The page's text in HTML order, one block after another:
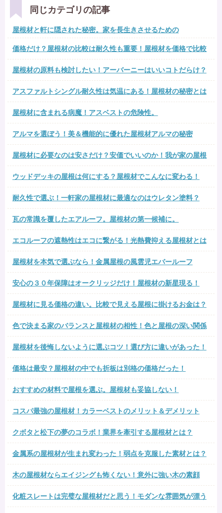
同じカテゴリの記事
屋根材と軒に隠された秘密。家を長生きさせるための
価格だけ？屋根材の比較は耐久性も重要！屋根材を価格で比較
屋根材の原料も検討したい！アーバーニーはいいコトだらけ？
アスファルトシングル耐久性は気温にある！屋根材の秘密とは
屋根材に含まれる病魔！アスベストの危険性。
アルマを選ぼう！美＆機能的に優れた屋根材アルマの秘密
屋根材に必要なのは安さだけ？安価でいいのか！我が家の屋根
ウッドデッキの屋根は何にする？屋根材でこんなに変わる！
耐久性で選ぶ！一軒家の屋根材に最適なのはウレタン塗料？
瓦の常識を覆したエアルーフ。屋根材の第一候補に。
エコルーフの遮熱性はエコに繋がる！光熱費抑える屋根材とは
屋根材を本気で選ぶなら！金属屋根の風雲児エバールーフ
安心の３０年保障はオークリッジだけ！屋根材の新星現る！
屋根材に見る価格の違い。比較で見える屋根に掛けるお金は？
色で決まる家のバランスと屋根材の相性！色と屋根の深い関係
屋根材を後悔しないように選ぶコツ！選び方に違いがあった！
価格は最安？屋根材の中でも折板は別格の価格だった！
おすすめの材料で屋根を選ぶ。屋根材も妥協しない！
コスパ最強の屋根材！カラーベストのメリット＆デメリット
クボタと松下の夢のコラボ！業界を牽引する屋根材とは？
金属系の屋根材が生まれ変わった！弱点を克服した素材とは？
木の屋根材ならエイジングも怖くない！意外に強い木の素顔
化粧スレートは完璧な屋根材だと思う！モダンな雰囲気が漂う